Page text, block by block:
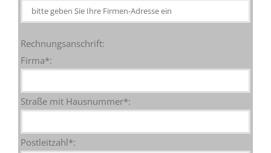
Rechnungsanschrift:
Firma*:
Straße mit Hausnummer*:
Postleitzahl*: